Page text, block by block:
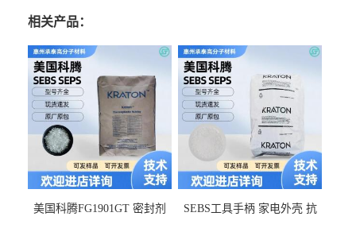
相关产品：
美国科腾FG1901GT 密封剂
SEBS工具手柄 家电外壳 抗